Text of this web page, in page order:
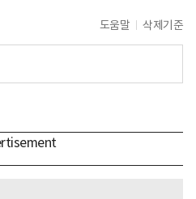
도움말 삭제기준